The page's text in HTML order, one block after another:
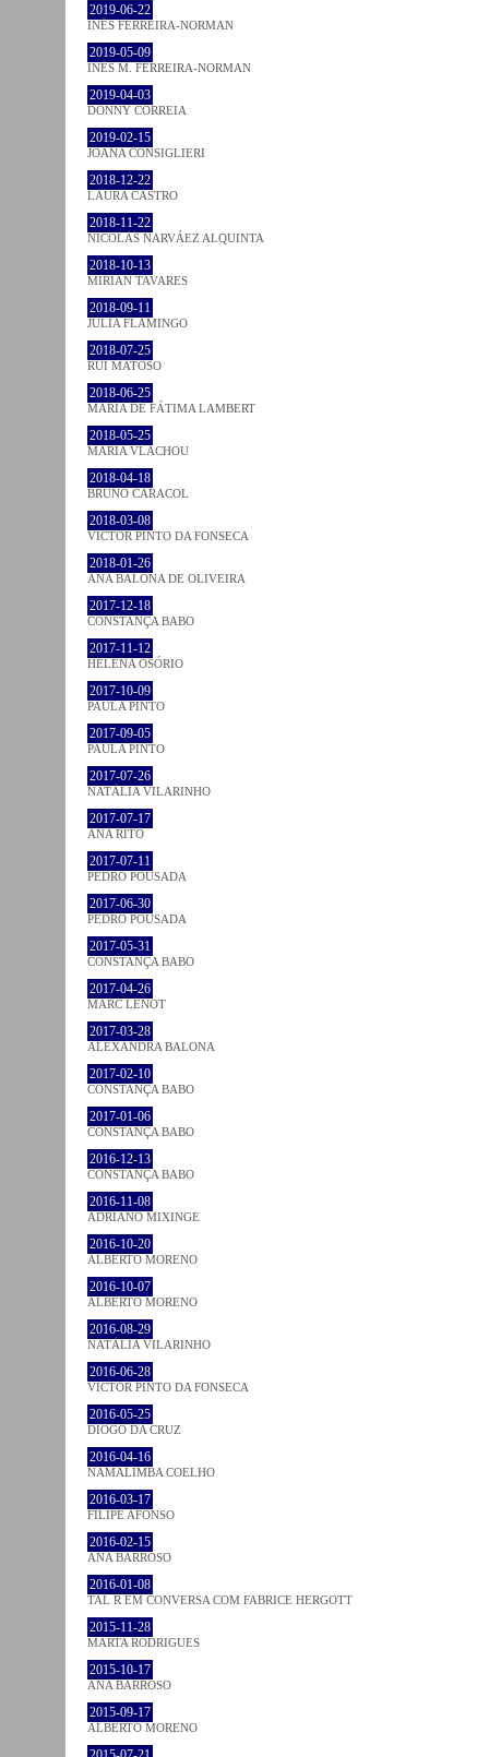
2019-06-22
INÊS FERREIRA-NORMAN
2019-05-09
INÊS M. FERREIRA-NORMAN
2019-04-03
DONNY CORREIA
2019-02-15
JOANA CONSIGLIERI
2018-12-22
LAURA CASTRO
2018-11-22
NICOLÁS NARVÁEZ ALQUINTA
2018-10-13
MIRIAN TAVARES
2018-09-11
JULIA FLAMINGO
2018-07-25
RUI MATOSO
2018-06-25
MARIA DE FÁTIMA LAMBERT
2018-05-25
MARIA VLACHOU
2018-04-18
BRUNO CARACOL
2018-03-08
VICTOR PINTO DA FONSECA
2018-01-26
ANA BALONA DE OLIVEIRA
2017-12-18
CONSTANÇA BABO
2017-11-12
HELENA OSÓRIO
2017-10-09
PAULA PINTO
2017-09-05
PAULA PINTO
2017-07-26
NATÁLIA VILARINHO
2017-07-17
ANA RITO
2017-07-11
PEDRO POUSADA
2017-06-30
PEDRO POUSADA
2017-05-31
CONSTANÇA BABO
2017-04-26
MARC LENOT
2017-03-28
ALEXANDRA BALONA
2017-02-10
CONSTANÇA BABO
2017-01-06
CONSTANÇA BABO
2016-12-13
CONSTANÇA BABO
2016-11-08
ADRIANO MIXINGE
2016-10-20
ALBERTO MORENO
2016-10-07
ALBERTO MORENO
2016-08-29
NATÁLIA VILARINHO
2016-06-28
VICTOR PINTO DA FONSECA
2016-05-25
DIOGO DA CRUZ
2016-04-16
NAMALIMBA COELHO
2016-03-17
FILIPE AFONSO
2016-02-15
ANA BARROSO
2016-01-08
TAL R EM CONVERSA COM FABRICE HERGOTT
2015-11-28
MARTA RODRIGUES
2015-10-17
ANA BARROSO
2015-09-17
ALBERTO MORENO